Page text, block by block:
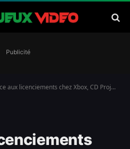
Publicité
aux licenciements chez Xbox, CD Projekt tend la main